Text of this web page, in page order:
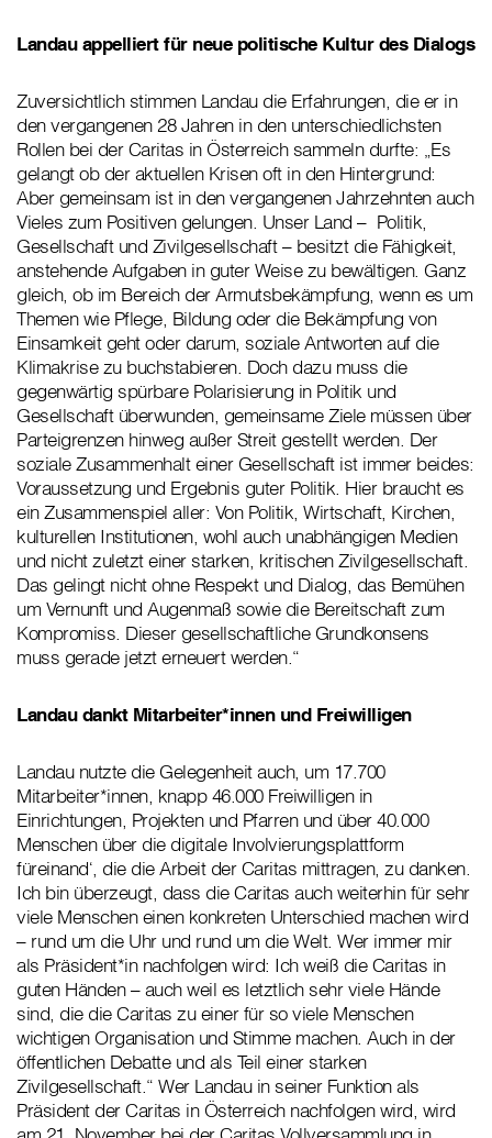
Landau appelliert für neue politische Kultur des Dialogs
Zuversichtlich stimmen Landau die Erfahrungen, die er in
den vergangenen 28 Jahren in den unterschiedlichsten
Rollen bei der Caritas in Österreich sammeln durfte: „Es
gelangt ob der aktuellen Krisen oft in den Hintergrund:
Aber gemeinsam ist in den vergangenen Jahrzehnten auch
Vieles zum Positiven gelungen. Unser Land – Politik,
Gesellschaft und Zivilgesellschaft – besitzt die Fähigkeit,
anstehende Aufgaben in guter Weise zu bewältigen. Ganz
gleich, ob im Bereich der Armutsbekämpfung, wenn es um
Themen wie Pflege, Bildung oder die Bekämpfung von
Einsamkeit geht oder darum, soziale Antworten auf die
Klimakrise zu buchstabieren. Doch dazu muss die
gegenwärtig spürbare Polarisierung in Politik und
Gesellschaft überwunden, gemeinsame Ziele müssen über
Parteigrenzen hinweg außer Streit gestellt werden. Der
soziale Zusammenhalt einer Gesellschaft ist immer beides:
Voraussetzung und Ergebnis guter Politik. Hier braucht es
ein Zusammenspiel aller: Von Politik, Wirtschaft, Kirchen,
kulturellen Institutionen, wohl auch unabhängigen Medien
und nicht zuletzt einer starken, kritischen Zivilgesellschaft.
Das gelingt nicht ohne Respekt und Dialog, das Bemühen
um Vernunft und Augenmaß sowie die Bereitschaft zum
Kompromiss. Dieser gesellschaftliche Grundkonsens
muss gerade jetzt erneuert werden.“
Landau dankt Mitarbeiter*innen und Freiwilligen
Landau nutzte die Gelegenheit auch, um 17.700
Mitarbeiter*innen, knapp 46.000 Freiwilligen in
Einrichtungen, Projekten und Pfarren und über 40.000
Menschen über die digitale Involvierungsplattform
füreinand‘, die die Arbeit der Caritas mittragen, zu danken.
Ich bin überzeugt, dass die Caritas auch weiterhin für sehr
viele Menschen einen konkreten Unterschied machen wird
– rund um die Uhr und rund um die Welt. Wer immer mir
als Präsident*in nachfolgen wird: Ich weiß die Caritas in
guten Händen – auch weil es letztlich sehr viele Hände
sind, die die Caritas zu einer für so viele Menschen
wichtigen Organisation und Stimme machen. Auch in der
öffentlichen Debatte und als Teil einer starken
Zivilgesellschaft.“ Wer Landau in seiner Funktion als
Präsident der Caritas in Österreich nachfolgen wird, wird